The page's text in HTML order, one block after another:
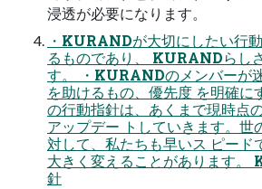
浸透が必要になります。
・KURANDが大切にしたい行
るものであり、 KURANDらし
す。 ・KURANDのメンバーが
を助けるもの、優先度 を明確に
の行動指針は、あくまで現時点
アップデー トしていきます。世
対して、私たちも早いス ピード
大きく変えることがあります
針